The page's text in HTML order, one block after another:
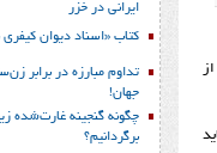
ایرانی در خزر
کتاب «اسناد دیوان کیفری
تداوم مبارزه در برابر
جهان!
چگونه گنجینه غارت‌شده
برگردانیم؟